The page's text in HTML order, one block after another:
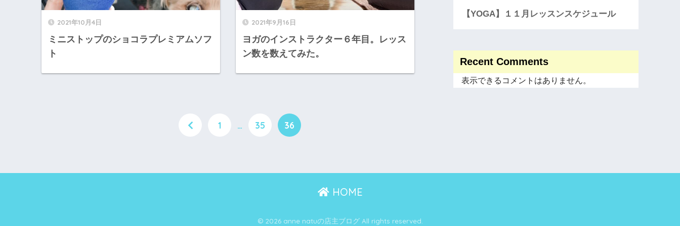
2021年10月4日
ミニストップのショコラプレミアムソフ
ト
2021年9月16日
ヨガのインストラクター６年目。レッス
ン数を数えてみた。
1 … 35 36
【YOGA】１１月レッスンスケジュール
Recent Comments
表示できるコメントはありません。
HOME
© 2026 anne natuの店主ブログ All rights reserved.